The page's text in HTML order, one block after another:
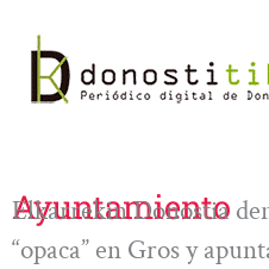
contenido
Ayuntamiento
Elkarrekin Donostia
“opaca” en Gros y